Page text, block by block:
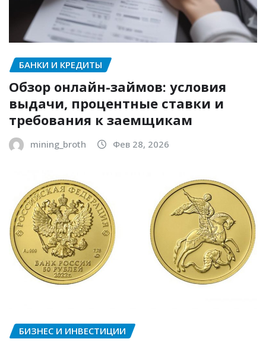
БАНКИ И КРЕДИТЫ
Обзор онлайн-займов: условия
выдачи, процентные ставки и
требования к заемщикам
mining_broth Фев 28, 2026
БИЗНЕС И ИНВЕСТИЦИИ